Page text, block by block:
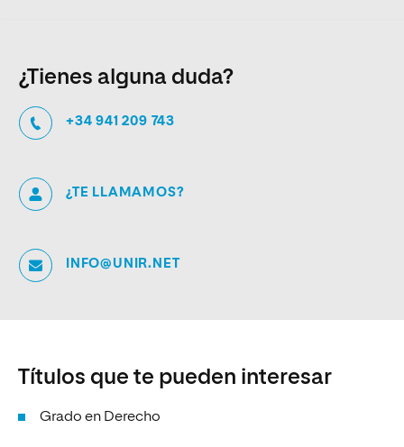
¿Tienes alguna duda?
+34 941 209 743
¿TE LLAMAMOS?
INFO@UNIR.NET
Títulos que te pueden interesar
Grado en Derecho